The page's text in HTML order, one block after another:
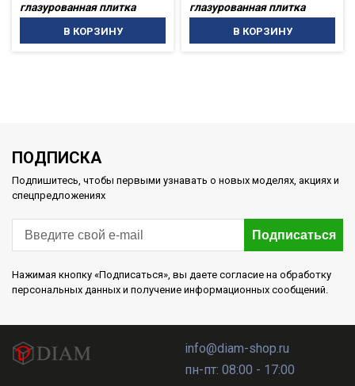
глазурованная плитка
В КОРЗИНУ
глазурованная плитка
В КОРЗИНУ
ПОДПИСКА
Подпишитесь, чтобы первыми узнавать о новых моделях, акциях и
спецпредложениях
Подписаться
Нажимая кнопку «Подписаться», вы даете согласие на обработку
персональных данных и получение информационных сообщений.
info@diam-shop.ru
пн-пт: 08:00 - 17:00